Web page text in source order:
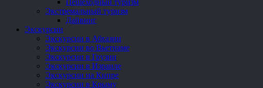
Пешеходный туризм
Экстремальный туризм
Дайвинг
Экскурсии
Экскурсии в Абхазии
Экскурсии во Вьетнаме
Экскурсии в Грузии
Экскурсии в Израиле
Экскурсии на Кипре
Экскурсии в Крыму